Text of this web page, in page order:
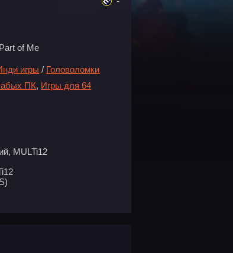
of Me
игры / Головоломки
ПК, Игры для 64
MULTi12